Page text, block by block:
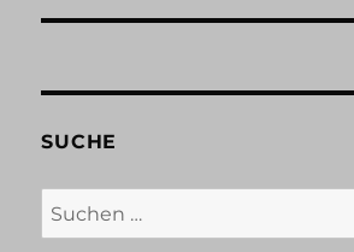
SUCHE
Suchen
nach: